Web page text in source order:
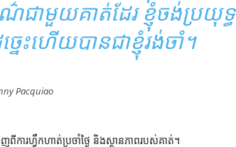
ជាមួយគាត់ដែរ ខ្ញុំចង់ប្រយុទ្ធ
េះហើយបានជាខ្ញុំរង់ចាំ។
Pacquiao
ារហ្វឹកហាត់ប្រចាំថ្ងៃ និងស្ថានភាពរបស់គាត់។